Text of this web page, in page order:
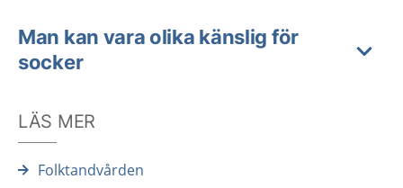
Man kan vara olika känslig för
socker
LÄS MER
Folktandvården